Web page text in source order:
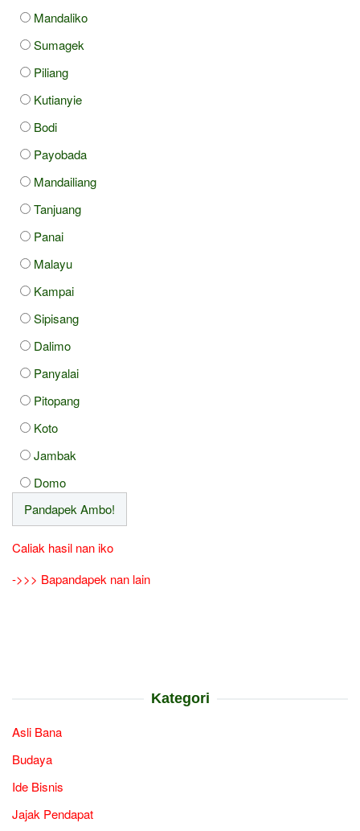
Mandaliko
Sumagek
Piliang
Kutianyie
Bodi
Payobada
Mandailiang
Tanjuang
Panai
Malayu
Kampai
Sipisang
Dalimo
Panyalai
Pitopang
Koto
Jambak
Domo
Caliak hasil nan iko
->>> Bapandapek nan lain
Kategori
Asli Bana
Budaya
Ide Bisnis
Jajak Pendapat